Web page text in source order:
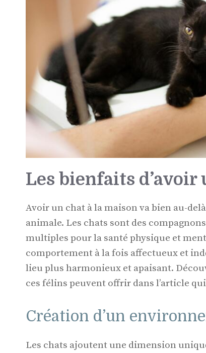
Les bienfaits d’avoir
Avoir un chat à la maison va bien au-
animale. Les chats sont des
multiples pour la santé physique et
comportement à la fois affectueux et
lieu plus harmonieux et apaisant.
ces félins peuvent offrir dans l’article
Création d’un
Les chats ajoutent une dimension